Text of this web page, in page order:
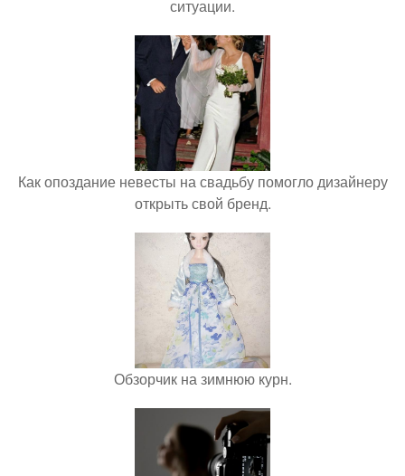
ситуации.
Как опоздание невесты на свадьбу помогло дизайнеру
открыть свой бренд.
Обзорчик на зимнюю курн.